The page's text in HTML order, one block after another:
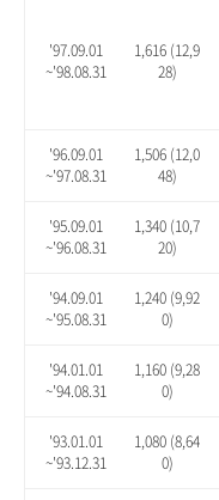
'97.09.01
~'98.08.31
1,616 (12,9
28)
'96.09.01
~'97.08.31
1,506 (12,0
48)
'95.09.01
~'96.08.31
1,340 (10,7
20)
'94.09.01
~'95.08.31
1,240 (9,92
0)
'94.01.01
~'94.08.31
1,160 (9,28
0)
'93.01.01
~'93.12.31
1,080 (8,64
0)